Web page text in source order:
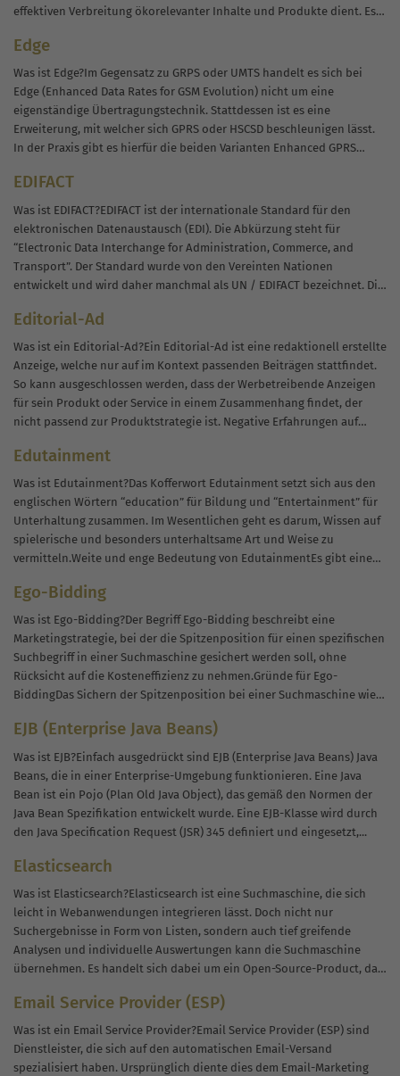
effektiven Verbreitung ökorelevanter Inhalte und Produkte dient. Es
ökologischen Sachverhalten, mit denen...
Edge
Was ist Edge?Im Gegensatz zu GRPS oder UMTS handelt es sich bei
Edge (Enhanced Data Rates for GSM Evolution) nicht um eine
eigenständige Übertragungstechnik. Stattdessen ist es eine
Erweiterung, mit welcher sich GPRS oder HSCSD beschleunigen lässt.
In der Praxis gibt es hierfür die beiden Varianten Enhanced GPRS
EDIFACT
Was ist EDIFACT?EDIFACT ist der internationale Standard für den
elektronischen Datenaustausch (EDI). Die Abkürzung steht für
“Electronic Data Interchange for Administration, Commerce, and
Transport”. Der Standard wurde von den Vereinten Nationen
entwickelt und wird daher manchmal als UN / EDIFACT bezeichnet. Die
die Strukturierung von Daten,...
Editorial-Ad
Was ist ein Editorial-Ad?Ein Editorial-Ad ist eine redaktionell erstellte
Anzeige, welche nur auf im Kontext passenden Beiträgen stattfindet.
So kann ausgeschlossen werden, dass der Werbetreibende Anzeigen
für sein Produkt oder Service in einem Zusammenhang findet, der
nicht passend zur Produktstrategie ist. Negative Erfahrungen auf
Edutainment
Was ist Edutainment?Das Kofferwort Edutainment setzt sich aus den
englischen Wörtern “education” für Bildung und “Entertainment” für
Unterhaltung zusammen. Im Wesentlichen geht es darum, Wissen auf
spielerische und besonders unterhaltsame Art und Weise zu
vermitteln.Weite und enge Bedeutung von EdutainmentEs gibt eine
Bedeutung: Edutainment umfasst...
Ego-Bidding
Was ist Ego-Bidding?Der Begriff Ego-Bidding beschreibt eine
Marketingstrategie, bei der die Spitzenposition für einen spezifischen
Suchbegriff in einer Suchmaschine gesichert werden soll, ohne
Rücksicht auf die Kosteneffizienz zu nehmen.Gründe für Ego-
BiddingDas Sichern der Spitzenposition bei einer Suchmaschine wie
und die Konkurrenz...
EJB (Enterprise Java Beans)
Was ist EJB?Einfach ausgedrückt sind EJB (Enterprise Java Beans) Java
Beans, die in einer Enterprise-Umgebung funktionieren. Eine Java
Bean ist ein Pojo (Plan Old Java Object), das gemäß den Normen der
Java Bean Spezifikation entwickelt wurde. Eine EJB-Klasse wird durch
den Java Specification Request (JSR) 345 definiert und eingesetzt,...
Elasticsearch
Was ist Elasticsearch?Elasticsearch ist eine Suchmaschine, die sich
leicht in Webanwendungen integrieren lässt. Doch nicht nur
Suchergebnisse in Form von Listen, sondern auch tief greifende
Analysen und individuelle Auswertungen kann die Suchmaschine
übernehmen. Es handelt sich dabei um ein Open-Source-Product, das
Email Service Provider (ESP)
Was ist ein Email Service Provider?Email Service Provider (ESP) sind
Dienstleister, die sich auf den automatischen Email-Versand
spezialisiert haben. Ursprünglich diente dies dem Email-Marketing